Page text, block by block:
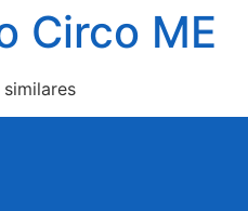
Circo ME